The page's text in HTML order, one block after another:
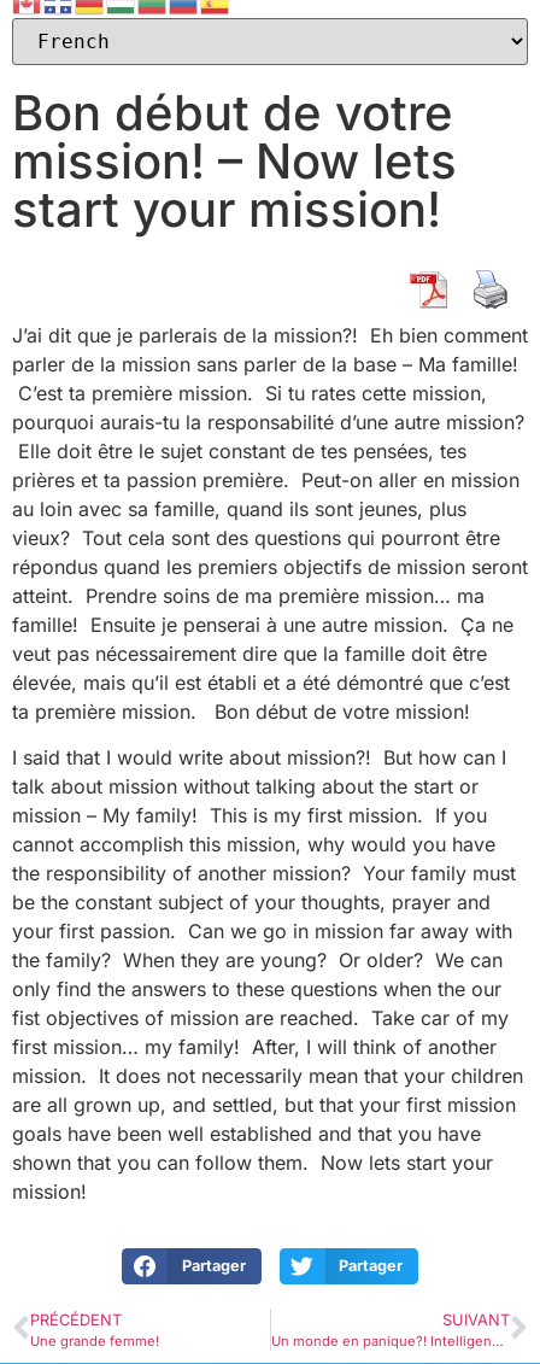
Bon début de votre
mission! – Now lets
start your mission!
J’ai dit que je parlerais de la mission?! Eh bien comment
parler de la mission sans parler de la base – Ma famille!
C’est ta première mission. Si tu rates cette mission,
pourquoi aurais-tu la responsabilité d’une autre mission?
Elle doit être le sujet constant de tes pensées, tes
prières et ta passion première. Peut-on aller en mission
au loin avec sa famille, quand ils sont jeunes, plus
vieux? Tout cela sont des questions qui pourront être
répondus quand les premiers objectifs de mission seront
atteint. Prendre soins de ma première mission… ma
famille! Ensuite je penserai à une autre mission. Ça ne
veut pas nécessairement dire que la famille doit être
élevée, mais qu’il est établi et a été démontré que c’est
ta première mission. Bon début de votre mission!
I said that I would write about mission?! But how can I
talk about mission without talking about the start or
mission – My family! This is my first mission. If you
cannot accomplish this mission, why would you have
the responsibility of another mission? Your family must
be the constant subject of your thoughts, prayer and
your first passion. Can we go in mission far away with
the family? When they are young? Or older? We can
only find the answers to these questions when the our
fist objectives of mission are reached. Take car of my
first mission… my family! After, I will think of another
mission. It does not necessarily mean that your children
are all grown up, and settled, but that your first mission
goals have been well established and that you have
shown that you can follow them. Now lets start your
mission!
Partager Partager
PRÉCÉDENT
Une grande femme!
SUIVANT
Un monde en panique?! Intelligence demandée…